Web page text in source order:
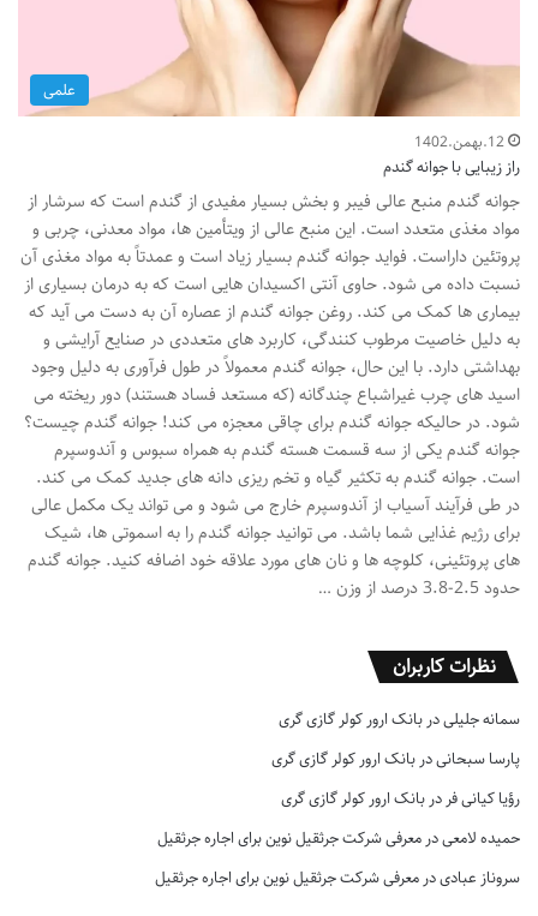
علمی
12.بهمن.1402
راز زیبایی با جوانه گندم
جوانه گندم منبع عالی فیبر و بخش بسیار مفیدی از گندم است که سرشار از
مواد مغذی متعدد است. این منبع عالی از ویتأمین ها، مواد معدنی، چربی و
پروتئین داراست. فواید جوانه گندم بسیار زیاد است و عمدتاً به مواد مغذی آن
نسبت داده می شود. حاوی آنتی اکسیدان هایی است که به درمان بسیاری از
بیماری ها کمک می کند. روغن جوانه گندم از عصاره آن به دست می آید که
به دلیل خاصیت مرطوب کنندگی، کاربرد های متعددی در صنایع آرایشی و
بهداشتی دارد. با این حال، جوانه گندم معمولاً در طول فرآوری به دلیل وجود
اسید های چرب غیراشباع چندگانه (که مستعد فساد هستند) دور ریخته می
شود. در حالیکه جوانه گندم برای چاقی معجزه می کند! جوانه گندم چیست؟
جوانه گندم یکی از سه قسمت هسته گندم به همراه سبوس و آندوسپرم
است. جوانه گندم به تکثیر گیاه و تخم ریزی دانه های جدید کمک می کند.
در طی فرآیند آسیاب از آندوسپرم خارج می شود و می تواند یک مکمل عالی
برای رژیم غذایی شما باشد. می توانید جوانه گندم را به اسموتی ها، شیک
های پروتئینی، کلوچه ها و نان های مورد علاقه خود اضافه کنید. جوانه گندم
حدود 2.5-3.8 درصد از وزن …
نظرات کاربران
سمانه جلیلیدر بانک ارور کولر گازی گری
پارسا سبحانیدر بانک ارور کولر گازی گری
رؤیا کیانی فر در بانک ارور کولر گازی گری
حمیده لامعیدر معرفی شرکت جرثقیل نوین برای اجاره جرثقیل
سروناز عبادیدر معرفی شرکت جرثقیل نوین برای اجاره جرثقیل